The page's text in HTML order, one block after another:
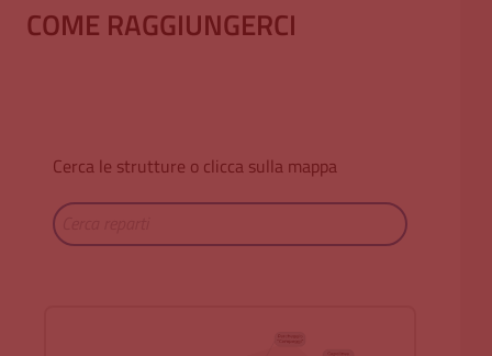
COME RAGGIUNGERCI
Cerca le strutture o clicca sulla mappa